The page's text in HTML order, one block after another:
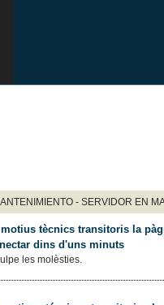
- SERVIDOR EN
motius tècnics transitoris la
dins d'uns minuts
les molèsties.